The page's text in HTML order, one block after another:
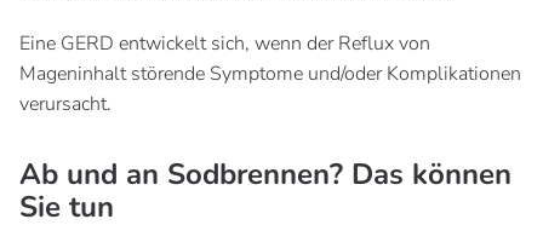
Eine GERD entwickelt sich, wenn der Reflux von
Mageninhalt störende Symptome und/oder Komplikationen
verursacht.
Ab und an Sodbrennen? Das können
Sie tun